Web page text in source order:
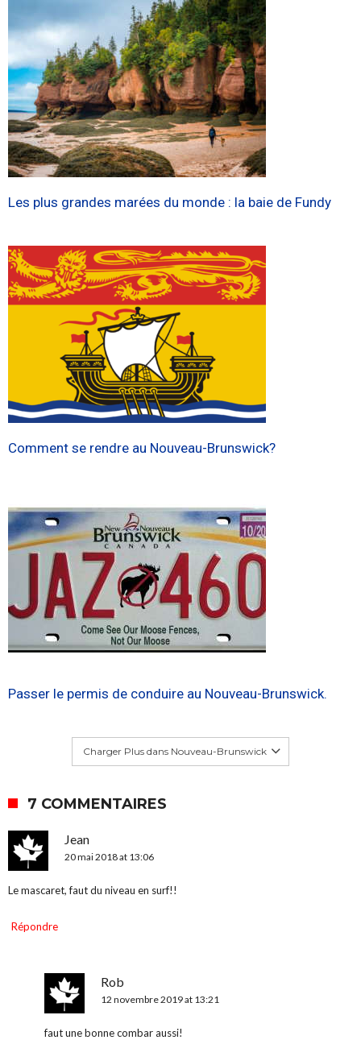
Les plus grandes marées du monde : la baie de Fundy
Comment se rendre au Nouveau-Brunswick?
Passer le permis de conduire au Nouveau-Brunswick.
Charger Plus dans Nouveau-Brunswick
7 COMMENTAIRES
Jean
20 mai 2018 at 13:06
Le mascaret, faut du niveau en surf!!
Répondre
Rob
12 novembre 2019 at 13:21
faut une bonne combar aussi!